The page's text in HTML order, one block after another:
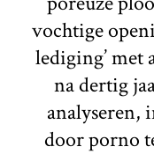
vochtige
lediging’ met
na dertig
analyseren,
door porno